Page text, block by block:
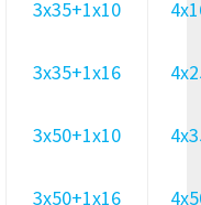
3х35+1х10
3х35+1х16
3х50+1х10
3х50+1х16